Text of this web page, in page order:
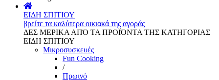
ΕΙΔΗ ΣΠΙΤΙΟΥ
βρείτε τα καλύτερα οικιακά της αγοράς
ΔΕΣ ΜΕΡΙΚΑ ΑΠΌ ΤΑ ΠΡΟΪΌΝΤΑ ΤΗΣ ΚΑΤΗΓΟΡΙΑΣ
ΕΙΔΗ ΣΠΙΤΙΟΥ
Μικροσυσκευές
Fun Cooking
/
Πρωινό